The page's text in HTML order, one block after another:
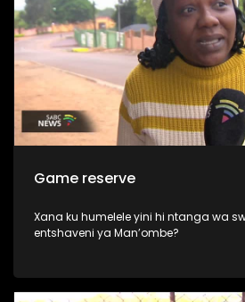
Game reserve
Xana ku humelele yini hi ntanga wa
entshaveni ya Man’ombe?